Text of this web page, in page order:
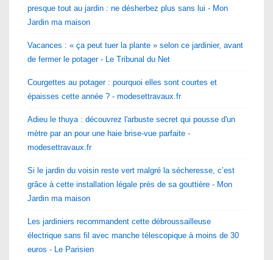
presque tout au jardin : ne désherbez plus sans lui - Mon
Jardin ma maison
Vacances : « ça peut tuer la plante » selon ce jardinier, avant
de fermer le potager - Le Tribunal du Net
Courgettes au potager : pourquoi elles sont courtes et
épaisses cette année ? - modesettravaux.fr
Adieu le thuya : découvrez l'arbuste secret qui pousse d'un
mètre par an pour une haie brise-vue parfaite -
modesettravaux.fr
Si le jardin du voisin reste vert malgré la sécheresse, c’est
grâce à cette installation légale près de sa gouttière - Mon
Jardin ma maison
Les jardiniers recommandent cette débroussailleuse
électrique sans fil avec manche télescopique à moins de 30
euros - Le Parisien